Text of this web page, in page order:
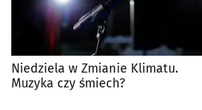
Niedziela w Zmianie Klimatu.
Muzyka czy śmiech?